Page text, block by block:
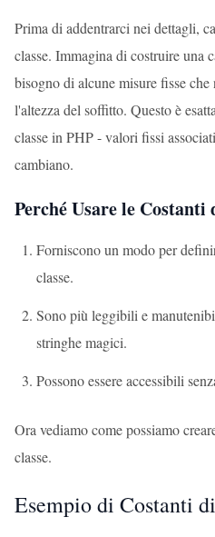
Prima di addentrarci nei dettagli,
classe. Immagina di costruire una
bisogno di alcune misure fisse
l'altezza del soffitto. Questo è
classe in PHP - valori fissi
cambiano.
Perché Usare le Costanti
Forniscono un modo per
classe.
Sono più leggibili e
stringhe magici.
Possono essere accessibili
Ora vediamo come possiamo
classe.
Esempio di Costanti